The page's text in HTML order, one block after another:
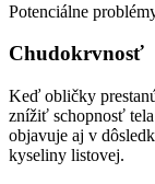
Potenciálne
Chudokrvnosť
Keď obličky
znížiť schopnosť
objavuje aj v
kyseliny listovej.